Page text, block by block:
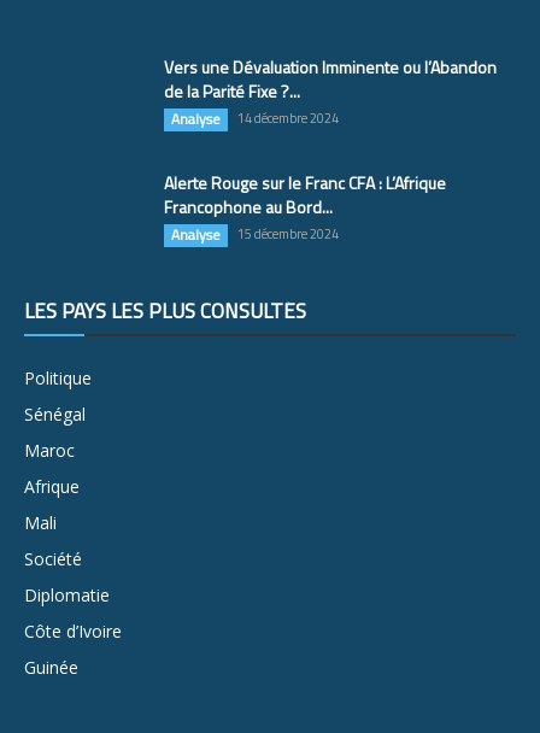
Vers une Dévaluation Imminente ou l’Abandon
de la Parité Fixe ?...
Analyse 14 décembre 2024
Alerte Rouge sur le Franc CFA : L’Afrique
Francophone au Bord...
Analyse 15 décembre 2024
LES PAYS LES PLUS CONSULTÉS
Politique
Sénégal
Maroc
Afrique
Mali
Société
Diplomatie
Côte d’Ivoire
Guinée